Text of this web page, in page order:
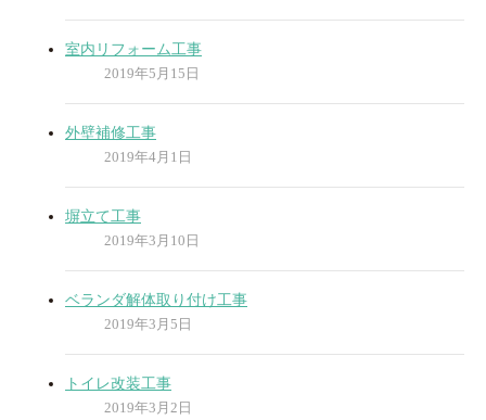
室内リフォーム工事
2019年5月15日
外壁補修工事
2019年4月1日
塀立て工事
2019年3月10日
ベランダ解体取り付け工事
2019年3月5日
トイレ改装工事
2019年3月2日